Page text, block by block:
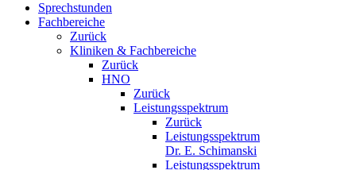
Sprechstunden
Fachbereiche
Zurück
Kliniken & Fachbereiche
Zurück
HNO
Zurück
Leistungsspektrum
Zurück
Leistungsspektrum
Dr. E. Schimanski
Leistungsspektrum